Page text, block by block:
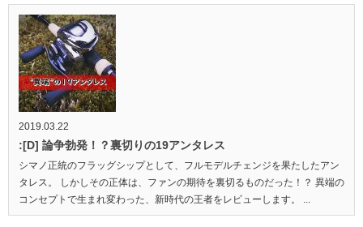
2019.03.22
:[D] 論争勃発！？裏切りの19アンタレス
シマノ正統のフラッグシップとして、フルモデルチェンジを果たしたアン
タレス。 しかしその正体は、ファンの期待を裏切るものだった！？ 異端の
コンセプトで生まれ変わった、新時代の王者をレビューします。 ...